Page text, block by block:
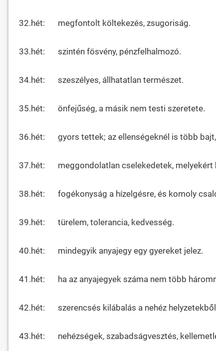
32.hét: megfontolt költekezés, zsugoriság.
33.hét: szintén fösvény, pénzfelhalmozó.
34.hét: szeszélyes, állhatatlan természet.
35.hét: önfejűség, a másik nem testi szeretete.
36.hét: gyors tettek; az ellenségeknél is több
37.hét: meggondolatlan cselekedetek, melyekért
38.hét: fogékonyság a hízelgésre, és komoly
39.hét: türelem, tolerancia, kedvesség.
40.hét: mindegyik anyajegy egy gyereket jelez.
41.hét: ha az anyajegyek száma nem több
42.hét: szerencsés kilábalás a nehéz
43.hét: nehézségek, szabadságvesztés,